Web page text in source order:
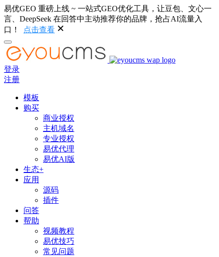
易优GEO 重磅上线 ~ 一站式GEO优化工具，让豆包、文心一
言、DeepSeek 在回答中主动推荐你的品牌，抢占AI流量入
口！
点击查看
登录
注册
模板
购买
商业授权
主机域名
专业授权
易优代理
易优AI版
生态+
应用
源码
插件
问答
帮助
视频教程
易优技巧
常见问题